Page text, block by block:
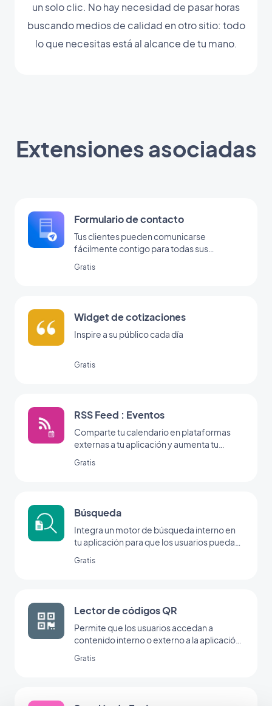
un solo clic. No hay necesidad de pasar horas
buscando medios de calidad en otro sitio: todo
lo que necesitas está al alcance de tu mano.
Extensiones asociadas
Formulario de contacto
Tus clientes pueden comunicarse
fácilmente contigo para todas sus
Gratis
Widget de cotizaciones
Inspire a su público cada día
Gratis
RSS Feed : Eventos
Comparte tu calendario en plataformas
externas a tu aplicación y aumenta tu
Gratis
Búsqueda
Integra un motor de búsqueda interno en
tu aplicación para que los usuarios puedan
de ojos con la extensión de búsqueda de
Gratis
Lector de códigos QR
Permite que los usuarios accedan a
contenido interno o externo a la aplicación
GoodBarber.
Gratis